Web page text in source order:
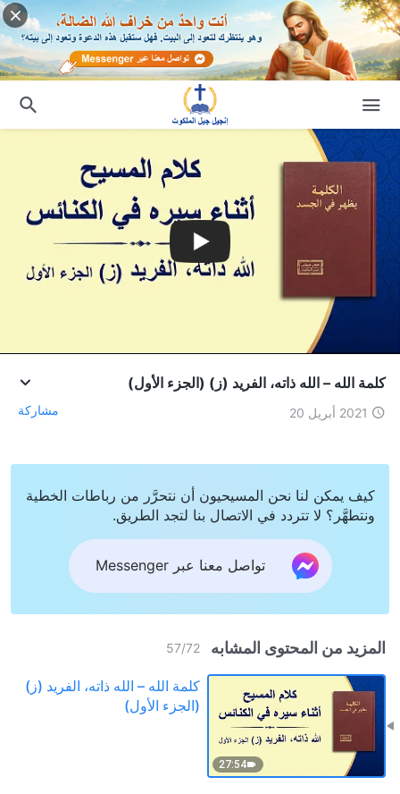
كلمة الله – الله ذاته، الفريد (ز) (الجزء الأول)
2021 أبريل 20 مشاركة
كيف يمكن لنا نحن المسيحيون أن نتحرَّر من رباطات الخطية
ونتطهَّر؟ لا تتردد في الاتصال بنا لتجد الطريق.
تواصل معنا عبر Messenger
المزيد من المحتوى المشابه 57/72
27:54
كلمة الله – الله ذاته، الفريد (ز)
(الجزء الأول)